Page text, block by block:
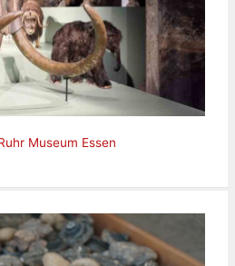
Museum Essen